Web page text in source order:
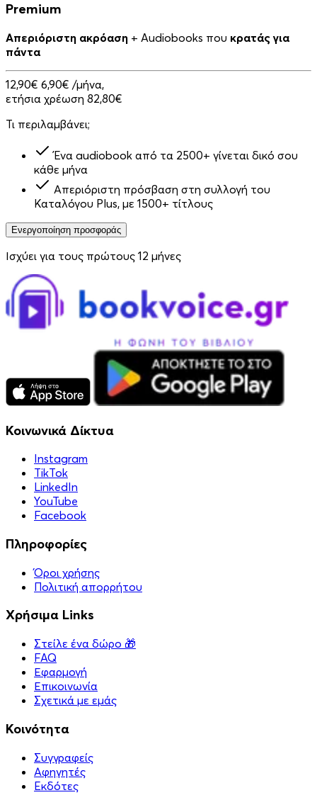
Premium
Απεριόριστη ακρόαση + Audiobooks που κρατάς για
πάντα
12,90€ 6,90€ /μήνα,
ετήσια χρέωση 82,80€
Τι περιλαμβάνει;
Ένα audiobook από τα 2500+ γίνεται δικό σου
κάθε μήνα
Απεριόριστη πρόσβαση στη συλλογή του
Καταλόγου Plus, με 1500+ τίτλους
Ενεργοποίηση προσφοράς
Ισχύει για τους πρώτους 12 μήνες
Κοινωνικά Δίκτυα
Instagram
TikTok
LinkedIn
YouTube
Facebook
Πληροφορίες
Όροι χρήσης
Πολιτική απορρήτου
Χρήσιμα Links
Στείλε ένα δώρο 🎁
FAQ
Εφαρμογή
Επικοινωνία
Σχετικά με εμάς
Κοινότητα
Συγγραφείς
Αφηγητές
Eκδότες